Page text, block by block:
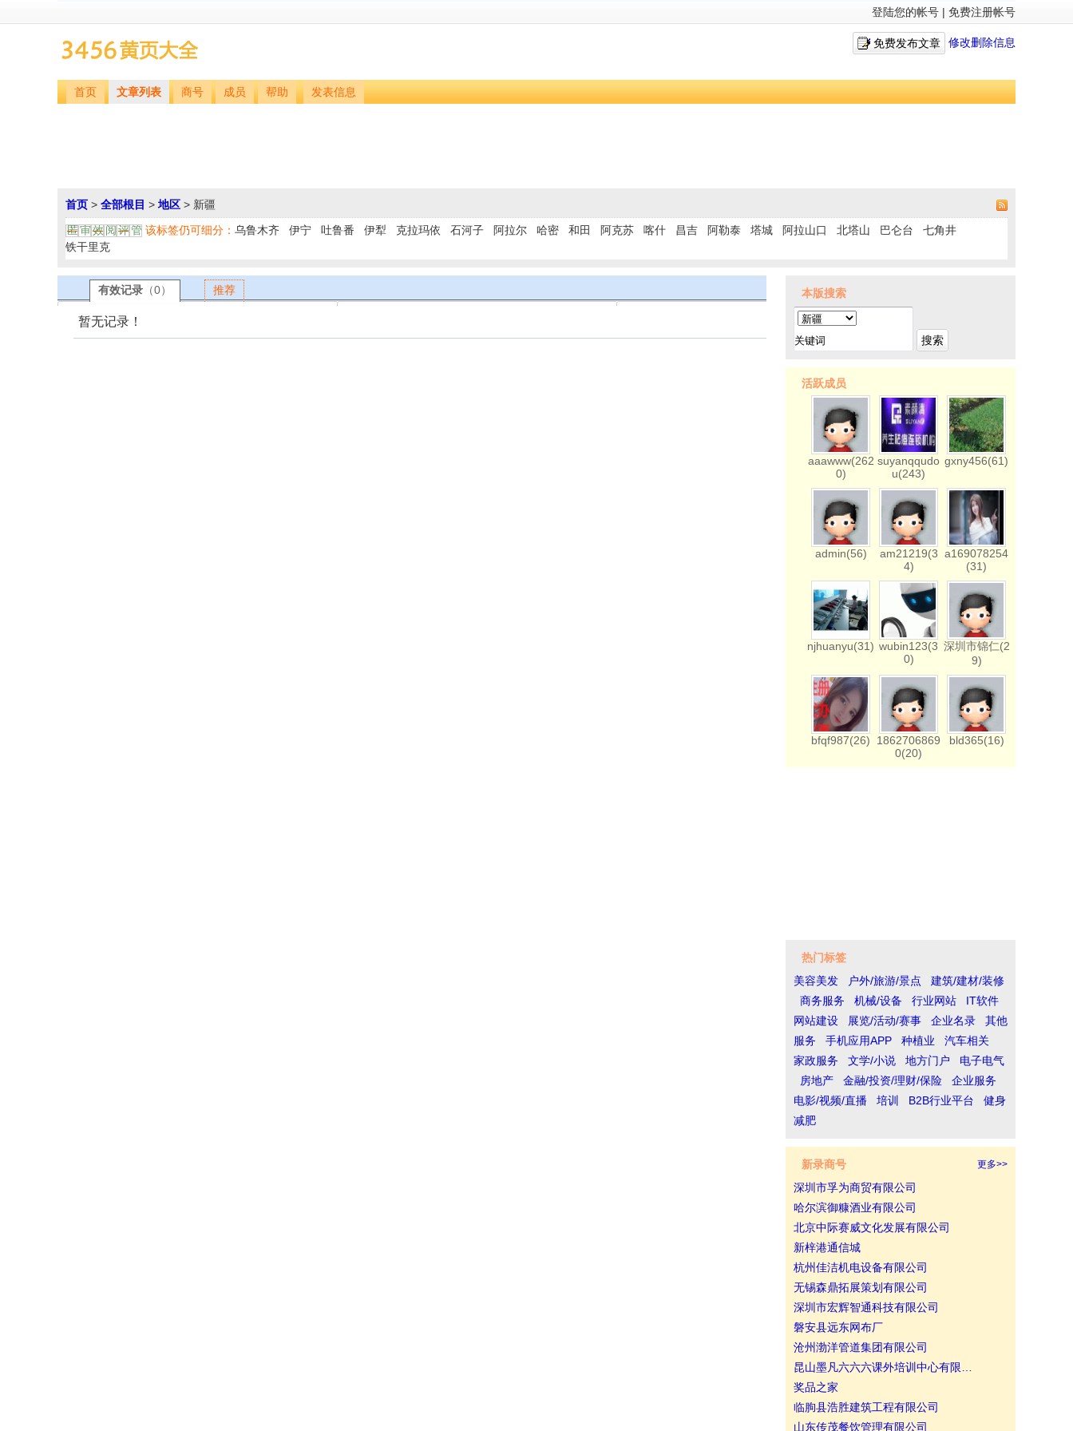
登陆您的帐号 | 免费注册帐号
免费发布文章 修改删除信息
首页 文章列表 商号 成员 帮助 发表信息
首页 > 全部根目 > 地区 > 新疆
匿 审 效 阅 评 管 该标签仍可细分： 乌鲁木齐 伊宁 吐鲁番 伊犁 克拉玛依 石河子 阿拉尔 哈密 和田 阿克苏 喀什 昌吉 阿勒泰 塔城 阿拉山口 北塔山 巴仑台
七角井
铁干里克
有效记录 （0） 推荐
暂无记录！
本版搜索
搜索
活跃成员
aaawww(262
0)
suyanqqudo
u(243)
gxny456(61)
admin(56)
am21219(3
4)
a169078254
(31)
njhuanyu(31) wubin123(3
0)
深圳市锦仁(2
9)
bfqf987(26)
1862706869
0(20)
bld365(16)
热门标签
美容美发
户外/旅游/景点
建筑/建材/装修
商务服务
机械/设备 行业网站
IT软件
网站建设
展览/活动/赛事 企业名录
其他
服务
手机应用APP 种植业
汽车相关
家政服务
文学/小说 地方门户
电子电气
房地产
金融/投资/理财/保险
企业服务
电影/视频/直播
培训 B2B行业平台
健身
减肥
更多>>
新录商号
深圳市孚为商贸有限公司
哈尔滨御糠酒业有限公司
北京中际赛威文化发展有限公司
新梓港通信城
杭州佳洁机电设备有限公司
无锡森鼎拓展策划有限公司
深圳市宏辉智通科技有限公司
磐安县远东网布厂
沧州渤洋管道集团有限公司
昆山墨凡六六六课外培训中心有限…
奖品之家
临朐县浩胜建筑工程有限公司
山东传茂餐饮管理有限公司